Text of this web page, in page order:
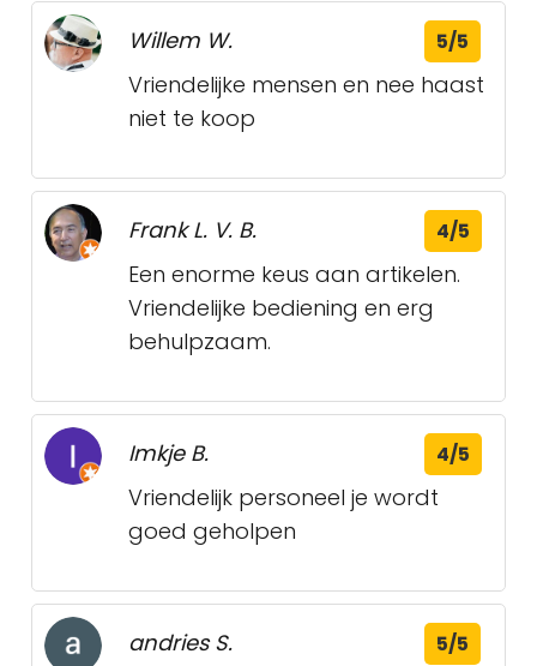
Willem W. 5/5
Vriendelijke mensen en nee haast
niet te koop
Frank L. V. B. 4/5
Een enorme keus aan artikelen.
Vriendelijke bediening en erg
behulpzaam.
Imkje B. 4/5
Vriendelijk personeel je wordt
goed geholpen
andries S. 5/5